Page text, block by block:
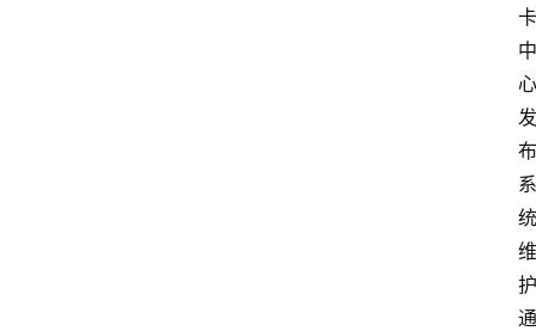
卡
中
心
发
布
系
统
维
护
通